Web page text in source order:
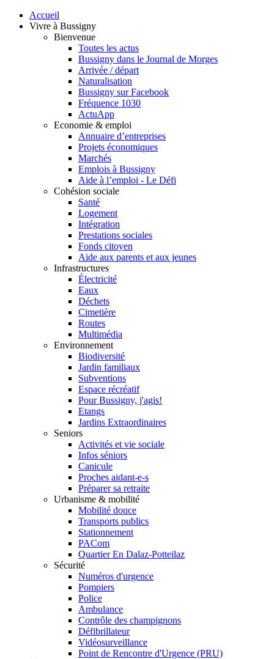
Accueil
Vivre à Bussigny
Bienvenue
Toutes les actus
Bussigny dans le Journal de Morges
Arrivée / départ
Naturalisation
Bussigny sur Facebook
Fréquence 1030
ActuApp
Economie & emploi
Annuaire d’entreprises
Projets économiques
Marchés
Emplois à Bussigny
Aide à l’emploi - Le Défi
Cohésion sociale
Santé
Logement
Intégration
Prestations sociales
Fonds citoyen
Aide aux parents et aux jeunes
Infrastructures
Électricité
Eaux
Déchets
Cimetière
Routes
Multimédia
Environnement
Biodiversité
Jardin familiaux
Subventions
Espace récréatif
Pour Bussigny, j'agis!
Etangs
Jardins Extraordinaires
Seniors
Activités et vie sociale
Infos séniors
Canicule
Proches aidant-e-s
Préparer sa retraite
Urbanisme & mobilité
Mobilité douce
Transports publics
Stationnement
PACom
Quartier En Dalaz-Potteilaz
Sécurité
Numéros d'urgence
Pompiers
Police
Ambulance
Contrôle des champignons
Défibrillateur
Vidéosurveillance
Point de Rencontre d'Urgence (PRU)